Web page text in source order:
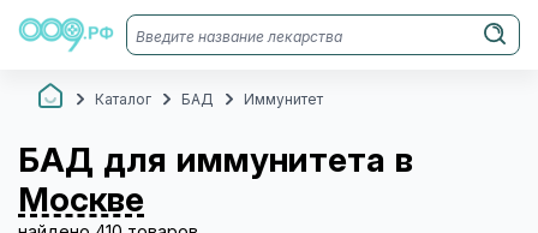
Каталог БАД Иммунитет
БАД для иммунитета в
Москве